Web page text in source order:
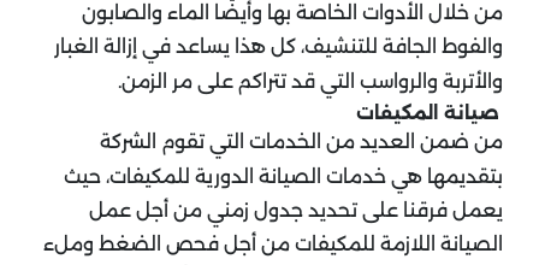
من خلال الأدوات الخاصة بها وأيضًا الماء والصابون
والفوط الجافة للتنشيف، كل هذا يساعد في إزالة الغبار
والأتربة والرواسب التي قد تتراكم على مر الزمن.
صيانة المكيفات
من ضمن العديد من الخدمات التي تقوم الشركة
بتقديمها هي خدمات الصيانة الدورية للمكيفات، حيث
يعمل فرقنا على تحديد جدول زمني من أجل عمل
الصيانة اللازمة للمكيفات من أجل فحص الضغط وملء